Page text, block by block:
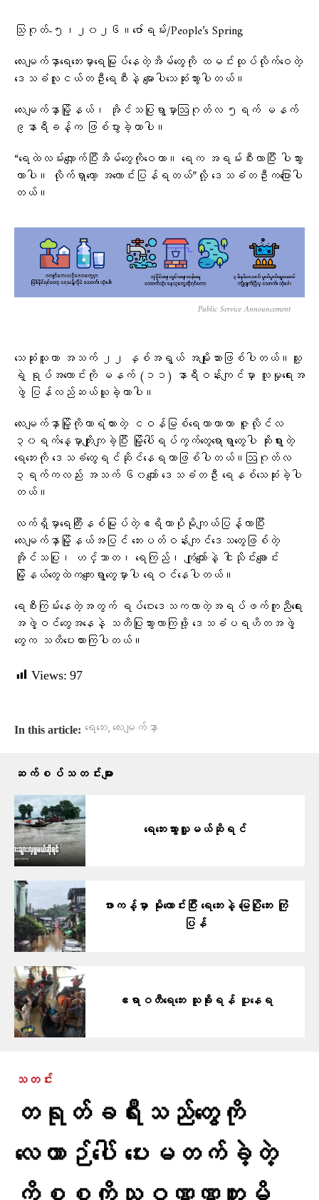
သြဂုတ်-၅၊၂၀၂၆။ဇော်ရမ်း/People’s Spring
လေးမျက်နှာရေဘေးမှာရေမြုပ်နေတဲ့အိမ်တွေကို ထမင်းထုပ်လိုက်ဝေတဲ့
ဒေသခံလူငယ်တဦးရေစီးနဲ့ မျောပါသေဆုံးသွားပါတယ်။
လေးမျက်နှာမြို့နယ်၊ အိုင်သပြုရွာမှာဩဂုတ်လ ၅ရက် မနက်
၉နာရီခန့်က ဖြစ်ပွားခဲ့တာပါ။
“ရေထဲလမ်းလျှောက်ပြီးအိမ်တွေကိုဝေတာ။ ရေက အရမ်းစီးလာပြီး ပါသွား
တာပါ။ လိုက်ရှာတော့ အလောင်းပြန်ရတယ်”လို့ ဒေသခံတဦးကပြောပါ
တယ်။
Public Service Announcement
သေဆုံးသူဟာ အသက် ၂၂ နှစ်အရွယ် အမျိုးသားဖြစ်ပါတယ်။သူ့
ရဲ့ ရုပ်အလောင်းကို မနက် (၁၁) နာရီဝန်းကျင်မှာ လူမှုရေးအ
ဖွဲ ‌ပြန်လည်ဆယ်ယူခဲ့တာပါ။
လေးမျက်နှာမြို့ကိုကာရံထားတဲ့ ငဝန်မြစ်ရေကာတာဟာ ဇူလိုင်လ
၃၀ရက်နေ့မှာကျိုးကျခဲ့ပြီး မြို့ပေါ်ရပ်ကွက်တွေရောရွာတွေပါ ဆိုးရွားတဲ့
ရေဘေးကို ဒေသခံတွေရင်ဆိုင်နေရတာဖြစ်ပါတယ်။ဩဂုတ်လ
၃ရက်ကလည်း အသက် ၆၀ကျော် ဒေသခံတဦး ရေနစ်သေဆုံးခဲ့ပါ
တယ်။
လက်ရှိမှာရေကြီးနစ်မြုပ်တဲ့ဧရိယာပိုမိုကျယ်ပြန့်လာပြီး
လေးမျက်နှာမြို့နယ်အပြင် ဘေးပတ်ဝန်းကျင်ဒေသတွေဖြစ်တဲ့
အိုင်သပြု၊ ဟင်္သာတ၊ ရေကြည်၊ ကျုံကျော်နဲ့ ငါးသိုင်းချောင်း
မြို့နယ်တွေထဲကကျေးရွာတွေမှာပါ ရေဝင်နေပါတယ်။
ရေစီးကြမ်းနေတဲ့အတွက် ရပ်ဝေးဒေသကလာတဲ့အရပ်ဖက်ကူညီရေး
အဖွဲ့ဝင်တွေအနေနဲ့ သတိပြုသွားလာကြဖို့ ဒေသခံပရဟိတအဖွဲ့
တွေက သတိပေးထားကြပါတယ်။
Views: 97
In this article: ရေဘေး, လေးမျက်နှာ
ဆက်စပ်သတင်းများ
ရေဘေးသွားလှူမယ်ဆိုရင်
ဖားကန့်မှာ မိုးကောင်းပြီး ရေဘေးနဲ့ မြေပြိုဘေး ကြုံ
ပြန်
ဧရာဝတီရေဘေး သူခိုးရန် ပူနေရ
သတင်း
တရုတ်ခရီးသည်တွေကို
လေယာဉ်ပေါ် ပေးမတက်ခဲ့တဲ့